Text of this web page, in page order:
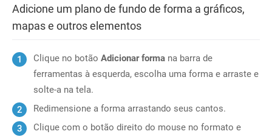
Adicione um plano de fundo de forma a gráficos,
mapas e outros elementos
Clique no botão Adicionar forma na barra de
ferramentas à esquerda, escolha uma forma e arraste e
solte-a na tela.
Redimensione a forma arrastando seus cantos.
Clique com o botão direito do mouse no formato e